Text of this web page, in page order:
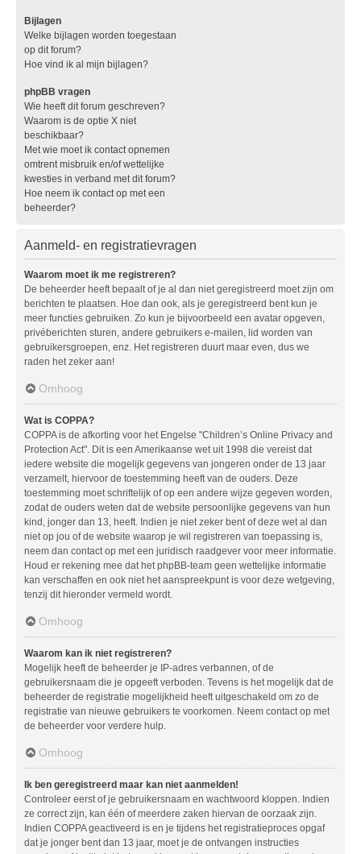
Bijlagen
Welke bijlagen worden toegestaan
op dit forum?
Hoe vind ik al mijn bijlagen?
phpBB vragen
Wie heeft dit forum geschreven?
Waarom is de optie X niet
beschikbaar?
Met wie moet ik contact opnemen
omtrent misbruik en/of wettelijke
kwesties in verband met dit forum?
Hoe neem ik contact op met een
beheerder?
Aanmeld- en registratievragen
Waarom moet ik me registreren?
De beheerder heeft bepaalt of je al dan niet geregistreerd moet zijn om
berichten te plaatsen. Hoe dan ook, als je geregistreerd bent kun je
meer functies gebruiken. Zo kun je bijvoorbeeld een avatar opgeven,
privéberichten sturen, andere gebruikers e-mailen, lid worden van
gebruikersgroepen, enz. Het registreren duurt maar even, dus we
raden het zeker aan!
Omhoog
Wat is COPPA?
COPPA is de afkorting voor het Engelse "Children’s Online Privacy and
Protection Act". Dit is een Amerikaanse wet uit 1998 die vereist dat
iedere website die mogelijk gegevens van jongeren onder de 13 jaar
verzamelt, hiervoor de toestemming heeft van de ouders. Deze
toestemming moet schriftelijk of op een andere wijze gegeven worden,
zodat de ouders weten dat de website persoonlijke gegevens van hun
kind, jonger dan 13, heeft. Indien je niet zeker bent of deze wet al dan
niet op jou of de website waarop je wil registreren van toepassing is,
neem dan contact op met een juridisch raadgever voor meer informatie.
Houd er rekening mee dat het phpBB-team geen wettelijke informatie
kan verschaffen en ook niet het aanspreekpunt is voor deze wetgeving,
tenzij dit hieronder vermeld wordt.
Omhoog
Waarom kan ik niet registreren?
Mogelijk heeft de beheerder je IP-adres verbannen, of de
gebruikersnaam die je opgeeft verboden. Tevens is het mogelijk dat de
beheerder de registratie mogelijkheid heeft uitgeschakeld om zo de
registratie van nieuwe gebruikers te voorkomen. Neem contact op met
de beheerder voor verdere hulp.
Omhoog
Ik ben geregistreerd maar kan niet aanmelden!
Controleer eerst of je gebruikersnaam en wachtwoord kloppen. Indien
ze correct zijn, kan één of meerdere zaken hiervan de oorzaak zijn.
Indien COPPA geactiveerd is en je tijdens het registratieproces opgaf
dat je jonger bent dan 13 jaar, moet je de ontvangen instructies